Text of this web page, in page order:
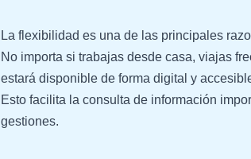
La flexibilidad es una de las principales
No importa si trabajas desde casa, viajas
estará disponible de forma digital y
Esto facilita la consulta de información
gestiones.